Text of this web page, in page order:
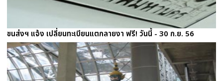
ขนส่งฯ แจ้ง เปลี่ยนทะเบียนแตกลายงา ฟรี! วันนี้ - 30 ก.ย. 56